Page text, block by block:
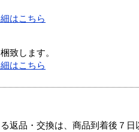
はこちら
致します。
はこちら
返品・交換は、商品到着後７